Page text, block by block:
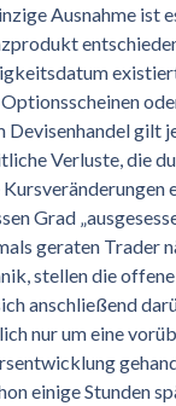
Ausnahme ist
Devisenhandel gilt
Verluste, die
Grad
geraten Trader
stellen die
anschließend
nur um eine
einige Stunden